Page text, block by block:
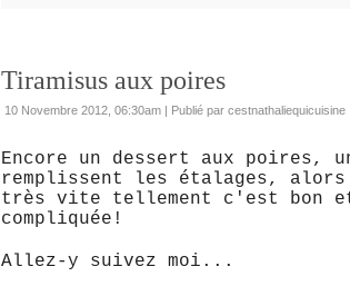
Tiramisus aux poires
10 Novembre 2012, 06:30am | Publié par cestnathaliequicuisine
Encore un dessert aux
remplissent les étalages,
très vite tellement c'est bon
compliquée!
Allez-y suivez moi...